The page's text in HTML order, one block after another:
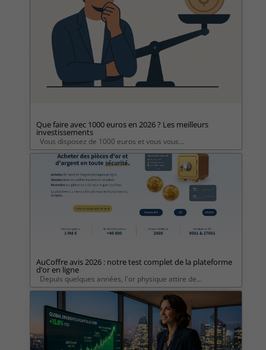
Que faire avec 1000 euros en 2026 ? Les meilleurs
investissements
Vous disposez de 1000 euros et vous vous...
AuCoffre avis 2026 : notre test complet de la plateforme
d’or en ligne
Depuis quelques années, l'or physique attire de...